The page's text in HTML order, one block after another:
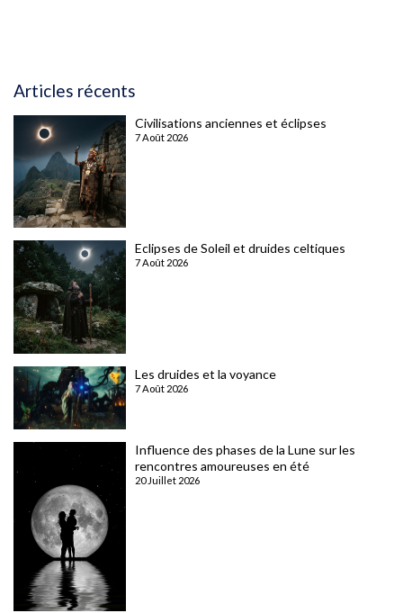
Articles récents
Civilisations anciennes et éclipses
7 Août 2026
Eclipses de Soleil et druides celtiques
7 Août 2026
Les druides et la voyance
7 Août 2026
Influence des phases de la Lune sur les
rencontres amoureuses en été
20 Juillet 2026